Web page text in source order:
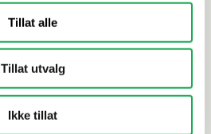
Tillat alle
Tillat utvalg
Ikke tillat